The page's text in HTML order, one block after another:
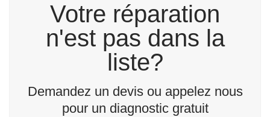
Votre réparation
n'est pas dans la
liste?
Demandez un devis ou appelez nous
pour un diagnostic gratuit